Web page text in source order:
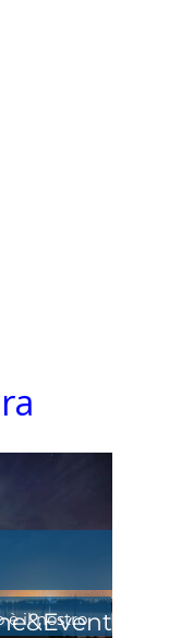
è il nostro